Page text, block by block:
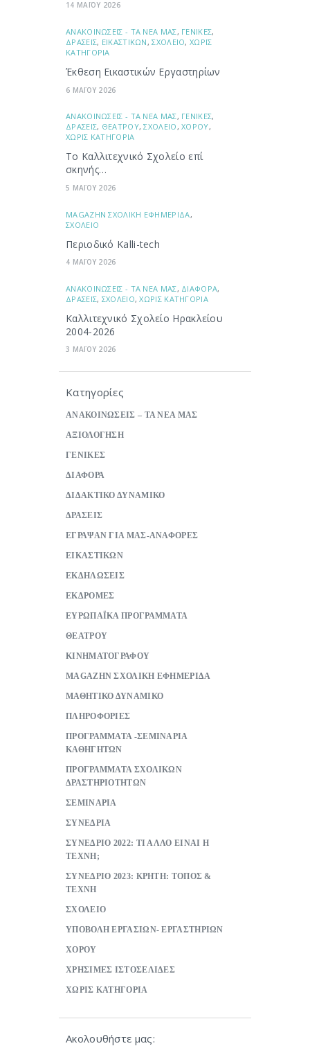
14 ΜΑΪΟΥ 2026
ΑΝΑΚΟΙΝΩΣΕΙΣ - ΤΑ ΝΕΑ ΜΑΣ, ΓΕΝΙΚΕΣ,
ΔΡΑΣΕΙΣ, ΕΙΚΑΣΤΙΚΩΝ,ΣΧΟΛΕΙΟ,ΧΩΡΙΣ
ΚΑΤΗΓΟΡΙΑ
Έκθεση Εικαστικών Εργαστηρίων
6 ΜΑΪΟΥ 2026
ΑΝΑΚΟΙΝΩΣΕΙΣ - ΤΑ ΝΕΑ ΜΑΣ, ΓΕΝΙΚΕΣ,
ΔΡΑΣΕΙΣ, ΘΕΑΤΡΟΥ,ΣΧΟΛΕΙΟ,ΧΟΡΟΥ,
ΧΩΡΙΣ ΚΑΤΗΓΟΡΙΑ
Το Καλλιτεχνικό Σχολείο επί
σκηνής…
5 ΜΑΪΟΥ 2026
ΜAGAZHN ΣΧΟΛΙΚΗ ΕΦΗΜΕΡΙΔΑ,
ΣΧΟΛΕΙΟ
Περιοδικό Kalli-tech
4 ΜΑΪΟΥ 2026
ΑΝΑΚΟΙΝΩΣΕΙΣ - ΤΑ ΝΕΑ ΜΑΣ, ΔΙΑΦΟΡΑ,
ΔΡΑΣΕΙΣ, ΣΧΟΛΕΙΟ,ΧΩΡΙΣ ΚΑΤΗΓΟΡΙΑ
Καλλιτεχνικό Σχολείο Ηρακλείου
2004-2026
3 ΜΑΪΟΥ 2026
Κατηγορίες
ΑΝΑΚΟΙΝΩΣΕΙΣ – ΤΑ ΝΕΑ ΜΑΣ
ΑΞΙΟΛΟΓΗΣΗ
ΓΕΝΙΚΕΣ
ΔΙΑΦΟΡΑ
ΔΙΔΑΚΤΙΚΟ ΔΥΝΑΜΙΚΟ
ΔΡΑΣΕΙΣ
ΕΓΡΑΨΑΝ ΓΙΑ ΜΑΣ-ΑΝΑΦΟΡΕΣ
ΕΙΚΑΣΤΙΚΩΝ
ΕΚΔΗΛΩΣΕΙΣ
ΕΚΔΡΟΜΕΣ
ΕΥΡΩΠΑΪΚΑ ΠΡΟΓΡΑΜΜΑΤΑ
ΘΕΑΤΡΟΥ
ΚΙΝΗΜΑΤΟΓΡΑΦΟΥ
ΜAGAZHN ΣΧΟΛΙΚΗ ΕΦΗΜΕΡΙΔΑ
ΜΑΘΗΤΙΚΟ ΔΥΝΑΜΙΚΟ
ΠΛΗΡΟΦΟΡΙΕΣ
ΠΡΟΓΡΑΜΜΑΤΑ -ΣΕΜΙΝΑΡΙΑ
ΚΑΘΗΓΗΤΩΝ
ΠΡΟΓΡΑΜΜΑΤΑ ΣΧΟΛΙΚΩΝ
ΔΡΑΣΤΗΡΙΟΤΗΤΩΝ
ΣΕΜΙΝΑΡΙΑ
ΣΥΝΕΔΡΙΑ
ΣΥΝΕΔΡΙΟ 2022: ΤΙ ΑΛΛΟ ΕΙΝΑΙ Η
ΤΕΧΝΗ;
ΣΥΝΕΔΡΙΟ 2023: ΚΡΗΤΗ: ΤΟΠΟΣ &
ΤΕΧΝΗ
ΣΧΟΛΕΙΟ
ΥΠΟΒΟΛΗ ΕΡΓΑΣΙΩΝ- ΕΡΓΑΣΤΗΡΙΩΝ
ΧΟΡΟΥ
ΧΡΗΣΙΜΕΣ ΙΣΤΟΣΕΛΙΔΕΣ
ΧΩΡΙΣ ΚΑΤΗΓΟΡΙΑ
Ακολουθήστε μας: